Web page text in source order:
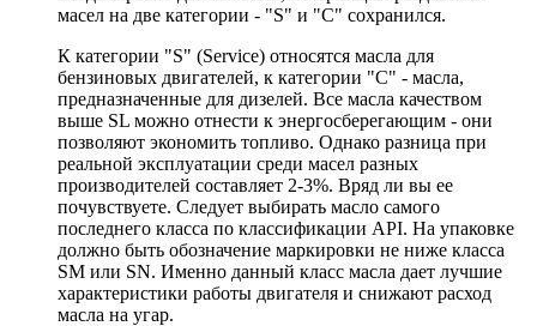
масел на две категории - "S" и "С" сохранился.
К категории "S" (Service) относятся масла для
бензиновых двигателей, к категории "С" - масла,
предназначенные для дизелей. Все масла качеством
выше SL можно отнести к энергосберегающим - они
позволяют экономить топливо. Однако разница при
реальной эксплуатации среди масел разных
производителей составляет 2-3%. Вряд ли вы ее
почувствуете. Следует выбирать масло самого
последнего класса по классификации API. На упаковке
должно быть обозначение маркировки не ниже класса
SM или SN. Именно данный класс масла дает лучшие
характеристики работы двигателя и снижают расход
масла на угар.